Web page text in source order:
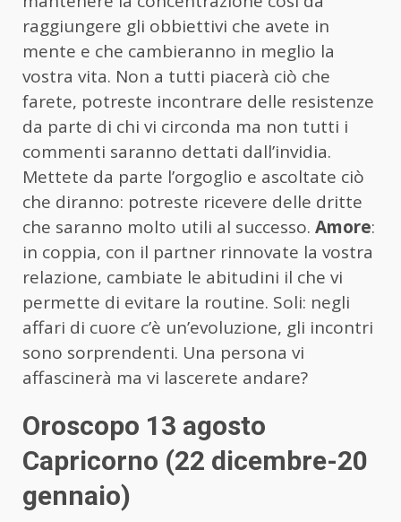
raggiungere gli obbiettivi che avete in
mente e che cambieranno in meglio la
vostra vita. Non a tutti piacerà ciò che
farete, potreste incontrare delle resistenze
da parte di chi vi circonda ma non tutti i
commenti saranno dettati dall’invidia.
Mettete da parte l’orgoglio e ascoltate ciò
che diranno: potreste ricevere delle dritte
che saranno molto utili al successo. Amore:
in coppia, con il partner rinnovate la vostra
relazione, cambiate le abitudini il che vi
permette di evitare la routine. Soli: negli
affari di cuore c’è un’evoluzione, gli incontri
sono sorprendenti. Una persona vi
affascinerà ma vi lascerete andare?
Oroscopo 13 agosto
Capricorno (22 dicembre-20
gennaio)